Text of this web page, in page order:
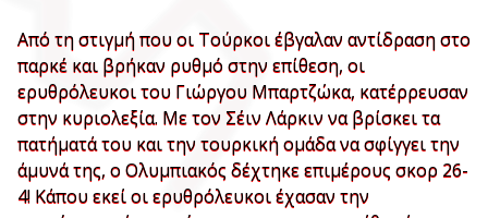
Από τη στιγμή που οι Τούρκοι έβγαλαν αντίδραση στο
παρκέ και βρήκαν ρυθμό στην επίθεση, οι
ερυθρόλευκοι του Γιώργου Μπαρτζώκα, κατέρρευσαν
στην κυριολεξία. Με τον Σέιν Λάρκιν να βρίσκει τα
πατήματά του και την τουρκική ομάδα να σφίγγει την
άμυνά της, ο Ολυμπιακός δέχτηκε επιμέρους σκορ 26-
4! Κάπου εκεί οι ερυθρόλευκοι έχασαν την